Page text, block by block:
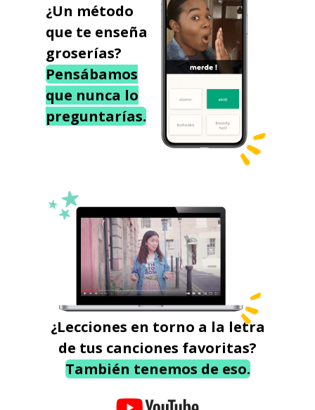
¿Un método
que te enseña
groserías?
Pensábamos
que nunca lo
preguntarías.
¿Lecciones en torno a la letra
de tus canciones favoritas?
También tenemos de eso.